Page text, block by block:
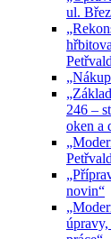
ul.
246 –
oken a
novin“